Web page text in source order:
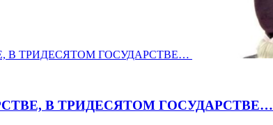
В ТРИДЕСЯТОМ ГОСУДАРСТВЕ…
В ТРИДЕСЯТОМ ГОСУДАРСТВЕ…